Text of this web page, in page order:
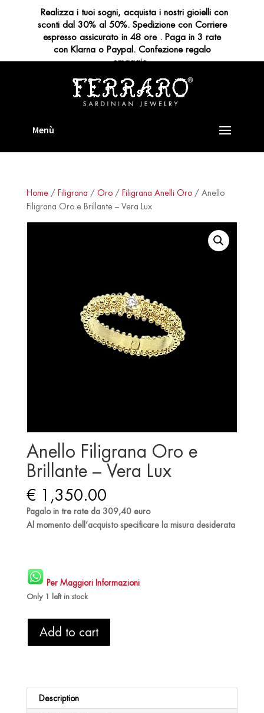
Home/ Filigrana / Oro/ Filigrana Anelli Oro/ Anello
Filigrana Oro e Brillante – Vera Lux
Anello Filigrana Oro e
Brillante – Vera Lux
€1,350.00
Pagalo in tre rate da 309,40 euro
Al momento dell’acquisto specificare la misura desiderata
Per Maggiori Informazioni
Only 1 left in stock
Filigrana
-
Add to cart
Description
Realizza i tuoi sogni, acquista i nostri gioielli con
sconti dal 30% al 50%. Spedizione con Corriere
espresso assicurato in 48 ore . Paga in 3 rate
con Klarna o Paypal. Confezione regalo
omaggio